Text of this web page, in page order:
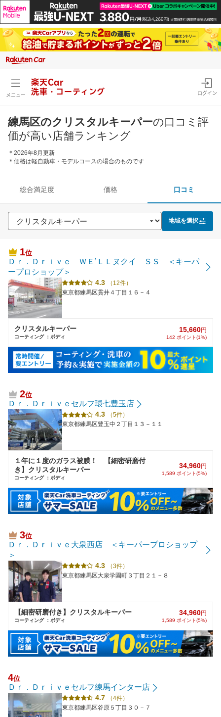
メニュー
楽天Car
洗車・コーティング
ログイン
練馬区のクリスタルキーパーの口コミ評
価が高い店舗ランキング
＊2026年8月更新
＊価格は軽自動車・モデルコースの場合のものです
総合満足度 価格 口コミ
地域を選択
1位
Ｄｒ．Ｄｒｉｖｅ ＷＥ’ＬＬヌクイ ＳＳ ＜キーパ
ープロショップ＞
4.3
（12件）
東京都練馬区貫井４丁目１６－４
クリスタルキーパー
コーティング ：ボディ
15,660円
142 ポイント(1%)
2位
Ｄｒ．Ｄｒｉｖｅセルフ環七豊玉店
4.3
（5件）
東京都練馬区豊玉中２丁目１３－１１
１年に１度のガラス被膜！ 【細密研磨付
き】クリスタルキーパー
コーティング ：ボディ
34,960円
1,589 ポイント(5%)
3位
Ｄｒ．Ｄｒｉｖｅ大泉西店 ＜キーパープロショップ
＞
4.3
（3件）
東京都練馬区大泉学園町３丁目２１－８
【細密研磨付き】クリスタルキーパー
コーティング ：ボディ
34,960円
1,589 ポイント(5%)
4位
Ｄｒ．Ｄｒｉｖｅセルフ練馬インター店
4.7
（4件）
東京都練馬区谷原５丁目３０－７